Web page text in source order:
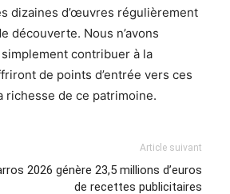
dizaines d’œuvres régulièrement
découverte. Nous n’avons
contribuer à la
de points d’entrée vers ces
de ce patrimoine.
Article suivant
2026 génère 23,5 millions d’euros
de recettes publicitaires